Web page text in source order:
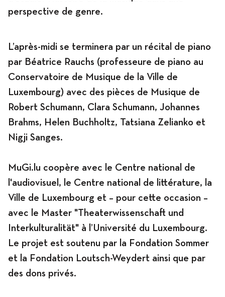
perspective de genre.
L’après-midi se terminera par un récital de piano
par Béatrice Rauchs (professeure de piano au
Conservatoire de Musique de la Ville de
Luxembourg) avec des pièces de Musique de
Robert Schumann, Clara Schumann, Johannes
Brahms, Helen Buchholtz, Tatsiana Zelianko et
Nigji Sanges.
MuGi.lu coopère avec le Centre national de
l'audiovisuel, le Centre national de littérature, la
Ville de Luxembourg et – pour cette occasion –
avec le Master "Theaterwissenschaft und
Interkulturalität" à l’Université du Luxembourg.
Le projet est soutenu par la Fondation Sommer
et la Fondation Loutsch-Weydert ainsi que par
des dons privés.